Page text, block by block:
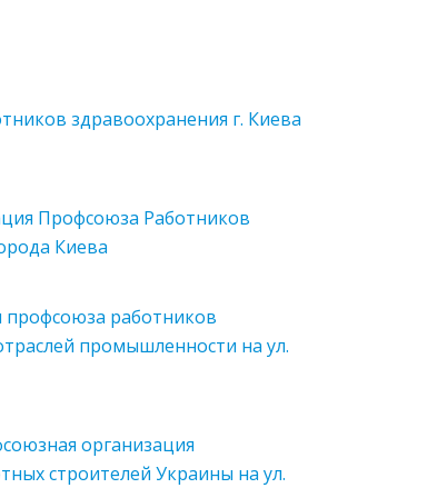
здравоохранения г. Киева
Профсоюза Работников
Киева
профсоюза работников
промышленности на ул.
организация
строителей Украины на ул.